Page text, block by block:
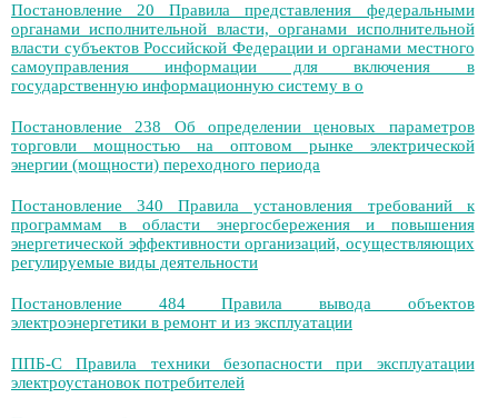
Постановление 20 Правила представления федеральными
органами исполнительной власти, органами исполнительной
власти субъектов Российской Федерации и органами местного
самоуправления информации для включения в
государственную информационную систему в о
Постановление 238 Об определении ценовых параметров
торговли мощностью на оптовом рынке электрической
энергии (мощности) переходного периода
Постановление 340 Правила установления требований к
программам в области энергосбережения и повышения
энергетической эффективности организаций, осуществляющих
регулируемые виды деятельности
Постановление 484 Правила вывода объектов
электроэнергетики в ремонт и из эксплуатации
ППБ-С Правила техники безопасности при эксплуатации
электроустановок потребителей